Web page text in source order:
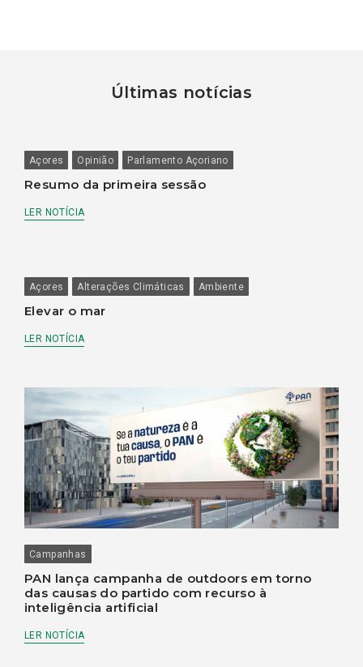
Últimas notícias
Açores Opinião Parlamento Açoriano
Resumo da primeira sessão
LER NOTÍCIA
Açores Alterações Climáticas Ambiente
Elevar o mar
LER NOTÍCIA
Campanhas
PAN lança campanha de outdoors em torno
das causas do partido com recurso à
inteligência artificial
LER NOTÍCIA